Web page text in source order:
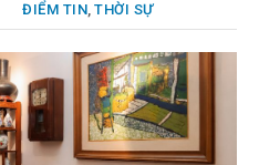
ĐIỂM TIN, THỜI SỰ